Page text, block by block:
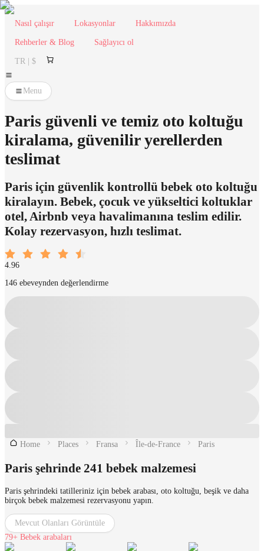
Nasıl çalışır Lokasyonlar Hakkımızda
Rehberler & Blog Sağlayıcı ol
TR | $
Menu
Paris güvenli ve temiz oto koltuğu
kiralama, güvenilir yerellerden
teslimat
Paris için güvenlik kontrollü bebek oto koltuğu
kiralayın. Bebek, çocuk ve yükseltici koltuklar
otel, Airbnb veya havalimanına teslim edilir.
Kolay rezervasyon, hızlı teslimat.
4.96
146 ebeveynden değerlendirme
Home Places Fransa Île-de-France Paris
Paris şehrinde 241 bebek malzemesi
Paris şehrindeki tatilleriniz için bebek arabası, oto koltuğu, beşik ve daha
birçok bebek malzemesi rezervasyonu yapın.
Mevcut Olanları Görüntüle
79+ Bebek arabaları